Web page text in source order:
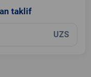
taklif
UZS